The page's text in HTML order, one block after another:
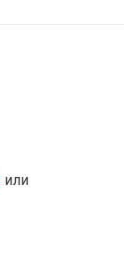
или